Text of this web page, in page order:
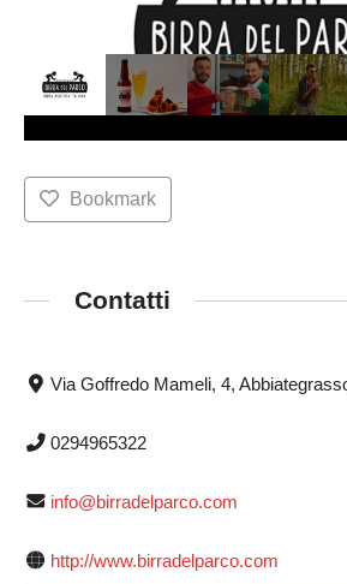
Bookmark
Contatti
Via Goffredo Mameli, 4,
0294965322
info@birradelparco.com
http://www.birradelparco.com